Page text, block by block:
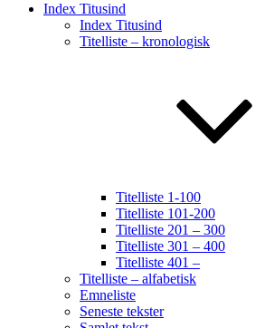
Index Titusind
Index Titusind
Titelliste – kronologisk
Titelliste 1-100
Titelliste 101-200
Titelliste 201 – 300
Titelliste 301 – 400
Titelliste 401 –
Titelliste – alfabetisk
Emneliste
Seneste tekster